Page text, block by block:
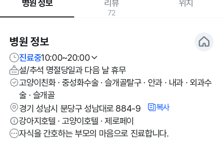
병원 정보 리뷰
72
위치
병원 정보
진료중10:00~20:00
설/추석 명절당일과 다음 날 휴무
고양이친화 · 중성화수술 · 슬개골탈구 · 안과 · 내과 · 외과수
술 · 슬개골
경기 성남시 분당구 성남대로 884-9
복사
강아지호텔 · 고양이호텔 · 제로페이
자식을 간호하는 부모의 마음으로 진료합니다.